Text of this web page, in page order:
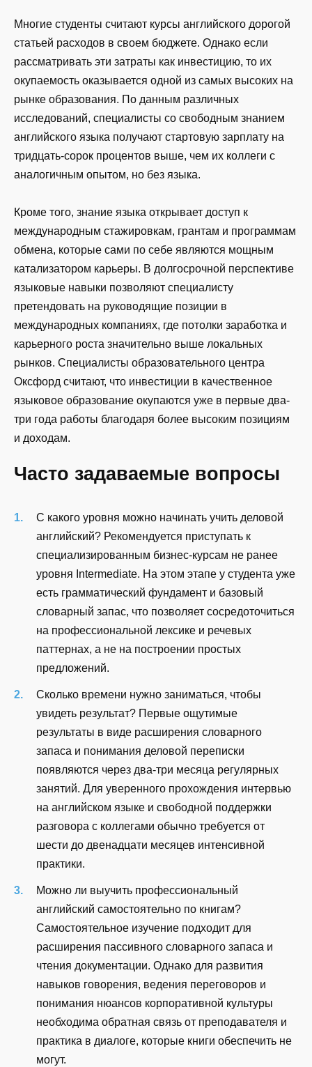
Многие студенты считают курсы английского дорогой
статьей расходов в своем бюджете. Однако если
рассматривать эти затраты как инвестицию, то их
окупаемость оказывается одной из самых высоких на
рынке образования. По данным различных
исследований, специалисты со свободным знанием
английского языка получают стартовую зарплату на
тридцать-сорок процентов выше, чем их коллеги с
аналогичным опытом, но без языка.
Кроме того, знание языка открывает доступ к
международным стажировкам, грантам и программам
обмена, которые сами по себе являются мощным
катализатором карьеры. В долгосрочной перспективе
языковые навыки позволяют специалисту
претендовать на руководящие позиции в
международных компаниях, где потолки заработка и
карьерного роста значительно выше локальных
рынков. Специалисты образовательного центра
Оксфорд считают, что инвестиции в качественное
языковое образование окупаются уже в первые два-
три года работы благодаря более высоким позициям
и доходам.
Часто задаваемые вопросы
С какого уровня можно начинать учить деловой
английский? Рекомендуется приступать к
специализированным бизнес-курсам не ранее
уровня Intermediate. На этом этапе у студента уже
есть грамматический фундамент и базовый
словарный запас, что позволяет сосредоточиться
на профессиональной лексике и речевых
паттернах, а не на построении простых
предложений.
Сколько времени нужно заниматься, чтобы
увидеть результат? Первые ощутимые
результаты в виде расширения словарного
запаса и понимания деловой переписки
появляются через два-три месяца регулярных
занятий. Для уверенного прохождения интервью
на английском языке и свободной поддержки
разговора с коллегами обычно требуется от
шести до двенадцати месяцев интенсивной
практики.
Можно ли выучить профессиональный
английский самостоятельно по книгам?
Самостоятельное изучение подходит для
расширения пассивного словарного запаса и
чтения документации. Однако для развития
навыков говорения, ведения переговоров и
понимания нюансов корпоративной культуры
необходима обратная связь от преподавателя и
практика в диалоге, которые книги обеспечить не
могут.